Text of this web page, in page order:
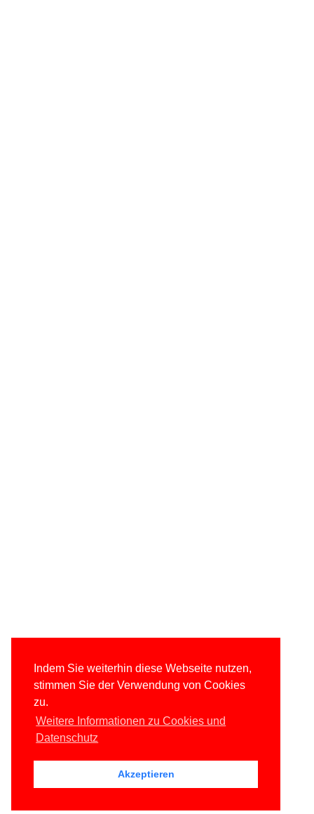
Indem Sie weiterhin diese Webseite nutzen,
stimmen Sie der Verwendung von Cookies
zu.
Weitere Informationen zu Cookies und
Datenschutz
Akzeptieren